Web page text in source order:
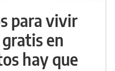
para vivir
en
hay que